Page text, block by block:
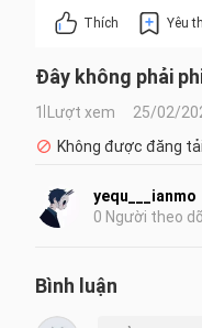
Thích Yêu
Đây không phải
1 Lượt xem
25/02/
Không được đăng
yequ___ianmo
0 Người theo
Bình luận